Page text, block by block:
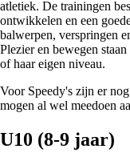
atletiek. De trainingen
ontwikkelen en een
balwerpen, verspringen
Plezier en bewegen
of haar eigen niveau.
Voor Speedy's zijn er
mogen al wel meedoen
U10 (8-9 jaar)